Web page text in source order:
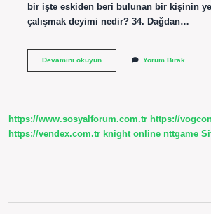
bir işte eskiden beri bulunan bir kişinin
çalışmak deyimi nedir? 34. Dağdan…
Devamını okuyunKarışımın
Yorum Bırak
https://www.sosyalforum.com.tr https://
https://vendex.com.tr knight online nttgame